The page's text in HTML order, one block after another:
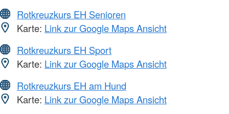
Rotkreuzkurs EH Senioren
Karte: Link zur Google Maps Ansicht
Rotkreuzkurs EH Sport
Karte: Link zur Google Maps Ansicht
Rotkreuzkurs EH am Hund
Karte: Link zur Google Maps Ansicht